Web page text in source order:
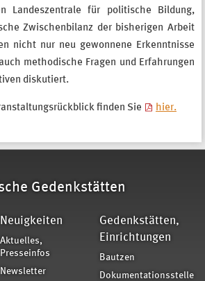
Landeszentrale für politische Bildung,
Zwischenbilanz der bisherigen Arbeit
nicht nur neu gewonnene Erkenntnisse
methodische Fragen und Erfahrungen
diskutiert.
finden Sie hier.
Gedenkstätten
Neuigkeiten
Aktuelles,
Presseinfos
Newsletter
Gedenkstätten,
Einrichtungen
Bautzen
Dokumentationsstelle